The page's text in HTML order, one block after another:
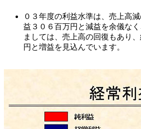
０３年度の利益水準は、売上高
益３０６百万円と減益を余儀な
ましては、売上高の回復もあり
円と増益を見込んでいます。